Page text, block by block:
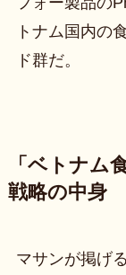
トナム国内の
ド群だ。
「ベトナ
戦略の中身
マサンが掲げ